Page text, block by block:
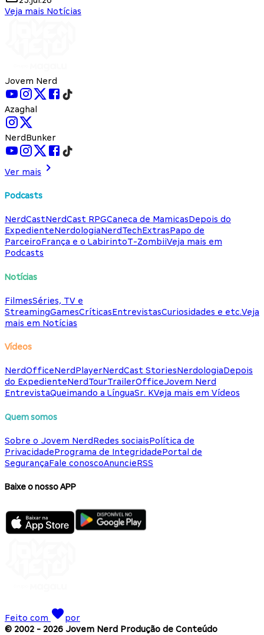
Veja mais Notícias
Jovem Nerd
Azaghal
NerdBunker
Ver mais
Podcasts
NerdCastNerdCast RPGCaneca de MamicasDepois do
ExpedienteNerdologiaNerdTechExtrasPapo de
ParceiroFrança e o LabirintoT-ZombiiVeja mais em
Podcasts
Notícias
FilmesSéries, TV e
StreamingGamesCríticasEntrevistasCuriosidades e etc.Veja
mais em Notícias
Vídeos
NerdOfficeNerdPlayerNerdCast StoriesNerdologiaDepois
do ExpedienteNerdTourTrailerOfficeJovem Nerd
EntrevistaQueimando a LínguaSr. KVeja mais em Vídeos
Quem somos
Sobre o Jovem NerdRedes sociaisPolítica de
PrivacidadePrograma de IntegridadePortal de
SegurançaFale conoscoAnuncieRSS
Baixe o nosso APP
Feito com
por
© 2002 - 2026 Jovem Nerd Produção de Conteúdo